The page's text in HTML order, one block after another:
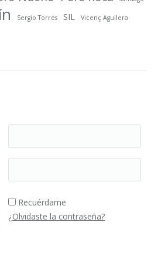
Sergio Torres SIL
Vicenç Aguilera
Recuérdame
¿Olvidaste la contraseña?